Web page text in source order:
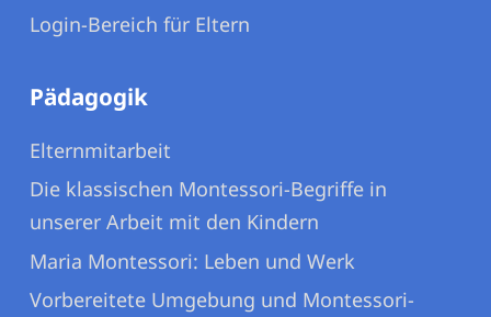
Login-Bereich für Eltern
Pädagogik
Elternmitarbeit
Die klassischen Montessori-Begriffe in
unserer Arbeit mit den Kindern
Maria Montessori: Leben und Werk
Vorbereitete Umgebung und Montessori-